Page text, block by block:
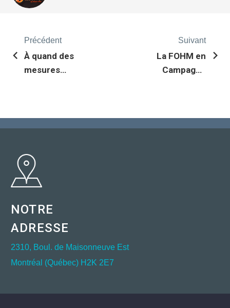
Précédent
À quand des
mesures
Suivant
La FOHM en
Campagne
NOTRE
ADRESSE
2310, Boul. de Maisonneuve Est
Montréal (Québec) H2K 2E7